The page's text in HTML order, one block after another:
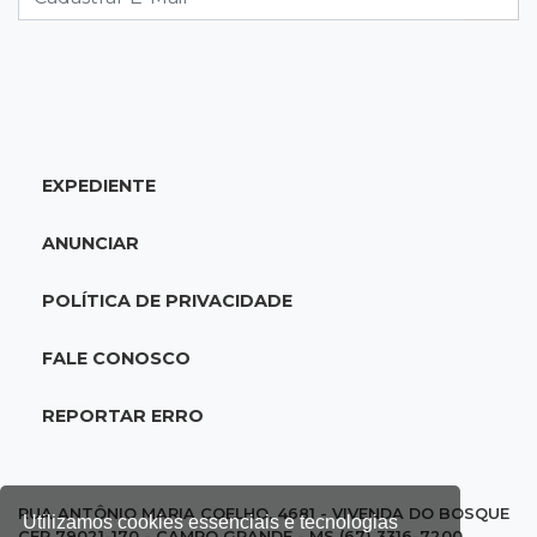
Utilizamos cookies essenciais e tecnologias
19:09Cotação
juros cair para 14%
18:44 Cidades
Taxa de homicídios cai na fronteira, assim
mil placas de ruas da Capital
EXPEDIENTE
ANUNCIAR
POLÍTICA DE PRIVACIDADE
FALE CONOSCO
REPORTAR ERRO
RUA ANTÔNIO MARIA COELHO, 4681 - VIVENDA DO BOSQUE